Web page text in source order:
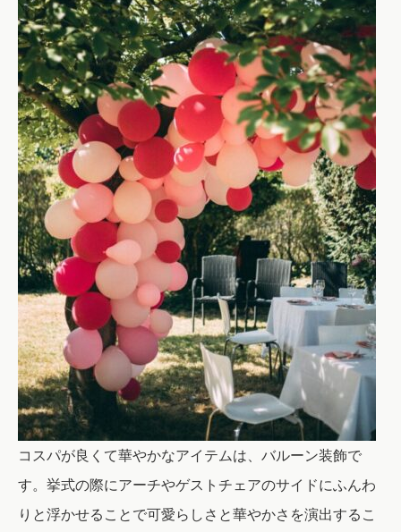
コスパが良くて華やかなアイテムは、バルーン装飾で
す。挙式の際にアーチやゲストチェアのサイドにふんわ
りと浮かせることで可愛らしさと華やかさを演出するこ